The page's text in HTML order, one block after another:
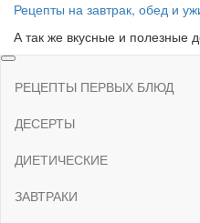
Skip
the
content
Рецепты на завтрак, обед и
А так же вкусные и полезные
РЕЦЕПТЫ ПЕРВЫХ БЛЮД
ДЕСЕРТЫ
ДИЕТИЧЕСКИЕ
ЗАВТРАКИ